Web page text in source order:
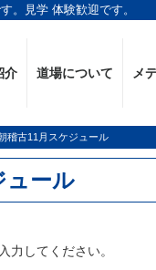
。見学 体験歓迎です。
介 道場について メ
稽古11月スケジュール
ュール
力してください。